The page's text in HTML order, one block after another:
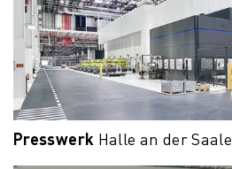
Presswerk Halle an der Saale